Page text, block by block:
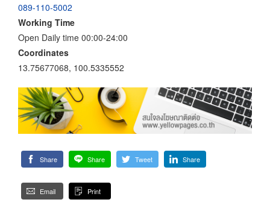
089-110-5002
Working Time
Open Daily time 00:00-24:00
Coordinates
13.75677068, 100.5335552
Share Share Tweet Share
Email Print